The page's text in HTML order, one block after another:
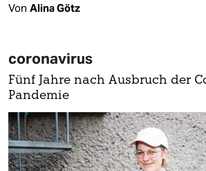
Von Alina Götz
coronavirus
Fünf Jahre nach Ausbruch der
Pandemie